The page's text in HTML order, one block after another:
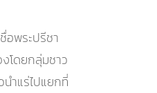
อพระปรีชา
โดยกลุ่มชาว
ำแร่ไปแยกที่